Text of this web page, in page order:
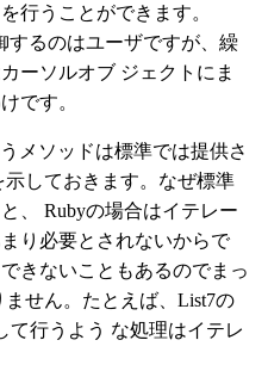
行うことができます。
するのはユーザですが、繰
ーソルオブ ジェクトにま
です。
メソッドは標準では提供さ
しておきます。なぜ標準
、 Rubyの場合はイテレー
り必要とされないからで
きないこともあるのでまっ
せん。たとえば、List7の
て行うよう な処理はイテレ